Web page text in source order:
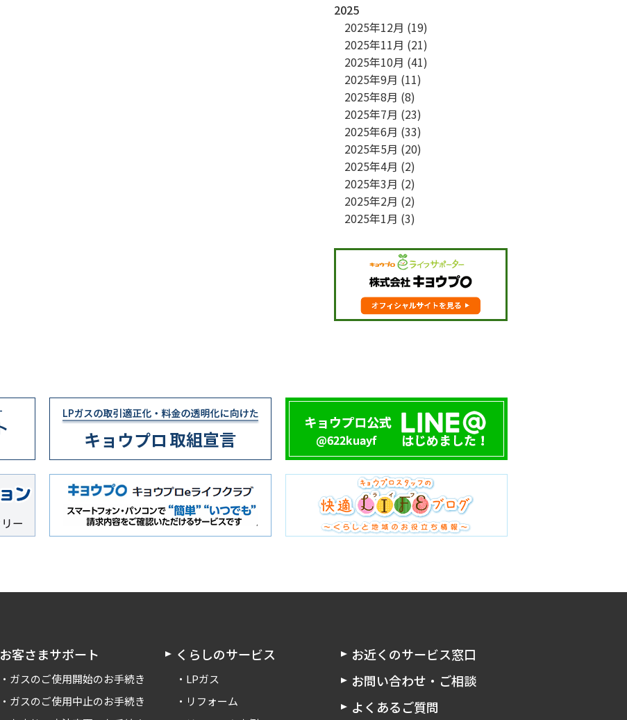
2025
2025年12月 (19)
2025年11月 (21)
2025年10月 (41)
2025年9月 (11)
2025年8月 (8)
2025年7月 (23)
2025年6月 (33)
2025年5月 (20)
2025年4月 (2)
2025年3月 (2)
2025年2月 (2)
2025年1月 (3)
お客さまサポート
ガスのご使用開始のお手続き
ガスのご使用中止のお手続き
くらしのサービス
LPガス
リフォーム
お近くのサービス窓口
お問い合わせ・ご相談
よくあるご質問